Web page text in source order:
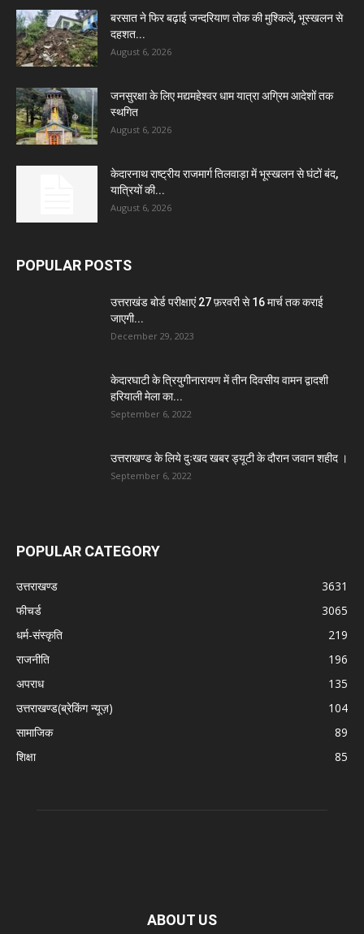
बरसात ने फिर बढ़ाई जन्दरियाण तोक की मुश्किलें, भूस्खलन से
दहशत...
August 6, 2026
जनसुरक्षा के लिए मद्यमहेश्वर धाम यात्रा अग्रिम आदेशों तक
स्थगित
August 6, 2026
केदारनाथ राष्ट्रीय राजमार्ग तिलवाड़ा में भूस्खलन से घंटों बंद,
यात्रियों की...
August 6, 2026
POPULAR POSTS
उत्तराखंड बोर्ड परीक्षाएं 27 फ़रवरी से 16 मार्च तक कराई
जाएगी...
December 29, 2023
केदारघाटी के त्रियुगीनारायण में तीन दिवसीय वामन द्वादशी
हरियाली मेला का...
September 6, 2022
उत्तराखण्ड के लिये दुःखद खबर ड्यूटी के दौरान जवान शहीद ।
September 6, 2022
POPULAR CATEGORY
उत्तराखण्ड
3631
फीचर्ड
3065
धर्म-संस्कृति
219
राजनीति
196
अपराध
135
उत्तराखण्ड(ब्रेकिंग न्यूज़)
104
सामाजिक
89
शिक्षा
85
ABOUT US